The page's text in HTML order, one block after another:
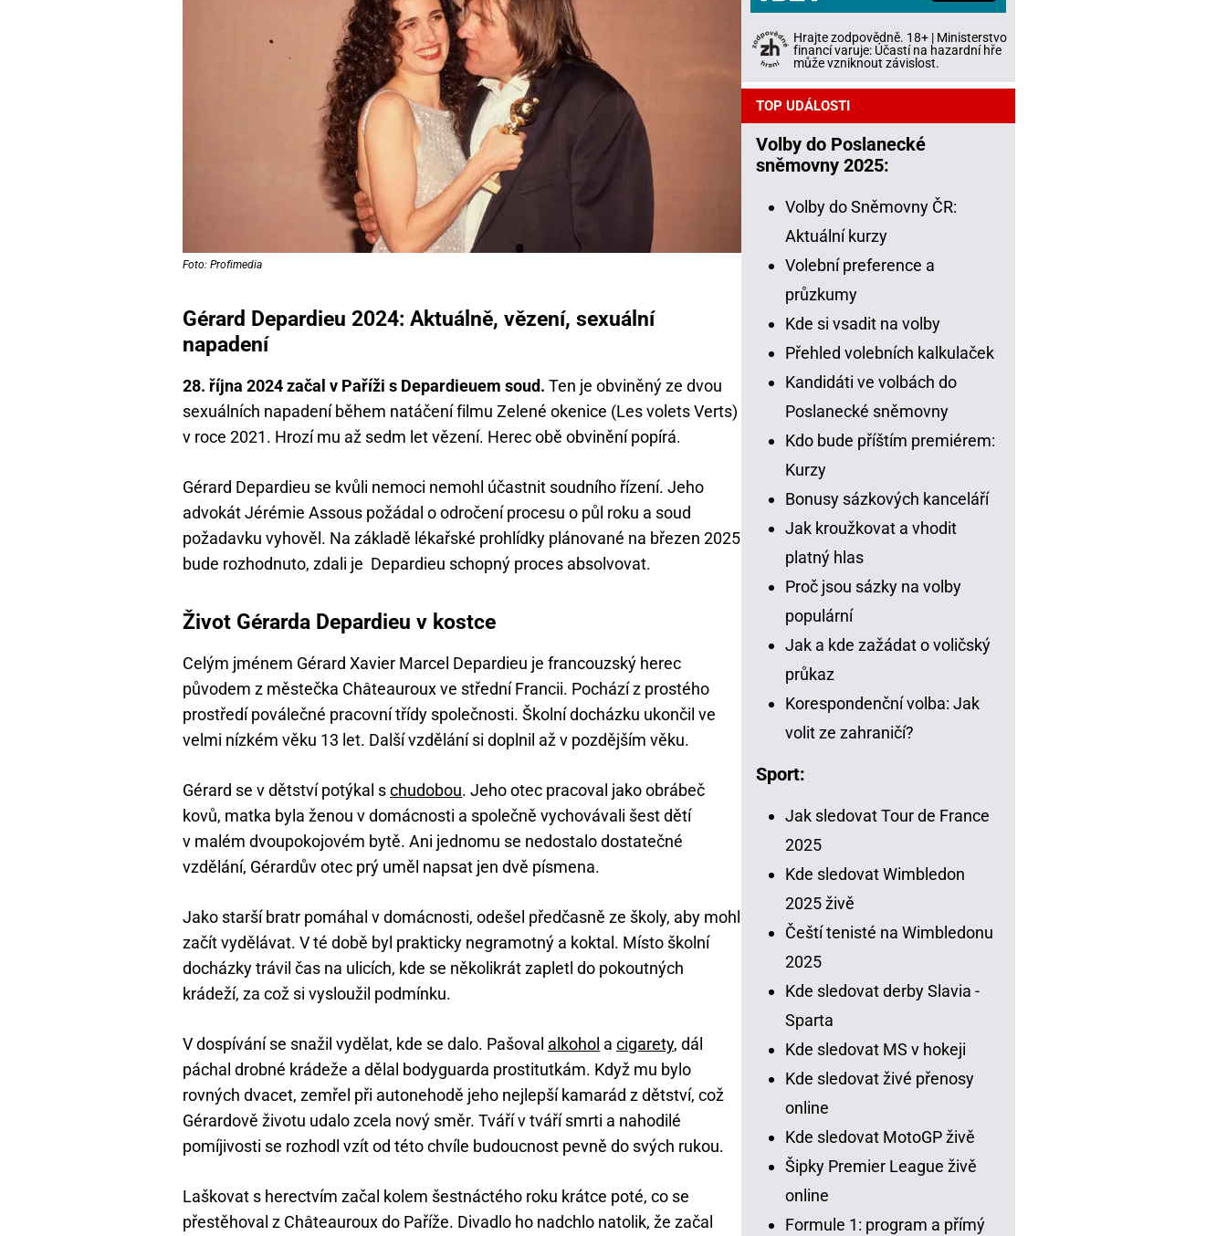
Foto: Profimedia
Gérard Depardieu 2024: Aktuálně, vězení, sexuální
napadení
28. října 2024 začal v Paříži s Depardieuem soud. Ten je obviněný ze dvou
sexuálních napadení během natáčení filmu Zelené okenice (Les volets Verts)
v roce 2021. Hrozí mu až sedm let vězení. Herec obě obvinění popírá.
Gérard Depardieu se kvůli nemoci nemohl účastnit soudního řízení. Jeho
advokát Jérémie Assous požádal o odročení procesu o půl roku a soud
požadavku vyhověl. Na základě lékařské prohlídky plánované na březen 2025
bude rozhodnuto, zdali je Depardieu schopný proces absolvovat.
Život Gérarda Depardieu v kostce
Celým jménem Gérard Xavier Marcel Depardieu je francouzský herec
původem z městečka Châteauroux ve střední Francii. Pochází z prostého
prostředí poválečné pracovní třídy společnosti. Školní docházku ukončil ve
velmi nízkém věku 13 let. Další vzdělání si doplnil až v pozdějším věku.
Gérard se v dětství potýkal schudobou. Jeho otec pracoval jako obrábeč
kovů, matka byla ženou v domácnosti a společně vychovávali šest dětí
v malém dvoupokojovém bytě. Ani jednomu se nedostalo dostatečné
vzdělání, Gérardův otec prý uměl napsat jen dvě písmena.
Jako starší bratr pomáhal v domácnosti, odešel předčasně ze školy, aby mohl
začít vydělávat. V té době byl prakticky negramotný a koktal. Místo školní
docházky trávil čas na ulicích, kde se několikrát zapletl do pokoutných
krádeží, za což si vysloužil podmínku.
V dospívání se snažil vydělat, kde se dalo. Pašoval alkohol a cigarety, dál
páchal drobné krádeže a dělal bodyguarda prostitutkám. Když mu bylo
rovných dvacet, zemřel při autonehodě jeho nejlepší kamarád z dětství, což
Gérardově životu udalo zcela nový směr. Tváří v tváří smrti a nahodilé
pomíjivosti se rozhodl vzít od této chvíle budoucnost pevně do svých rukou.
Laškovat s herectvím začal kolem šestnáctého roku krátce poté, co se
přestěhoval z Châteauroux do Paříže. Divadlo ho nadchlo natolik, že začal
Hrajte zodpovědně. 18+ | Ministerstvo
financí varuje: Účastí na hazardní hře
může vzniknout závislost.
TOP UDÁLOSTI
Volby do Poslanecké
sněmovny 2025:
Volby do Sněmovny ČR:
Aktuální kurzy
Volební preference a
průzkumy
Kde si vsadit na volby
Přehled volebních kalkulaček
Kandidáti ve volbách do
Poslanecké sněmovny
Kdo bude příštím premiérem:
Kurzy
Bonusy sázkových kanceláří
Jak kroužkovat a vhodit
platný hlas
Proč jsou sázky na volby
populární
Jak a kde zažádat o voličský
průkaz
Korespondenční volba: Jak
volit ze zahraničí?
Sport:
Jak sledovat Tour de France
2025
Kde sledovat Wimbledon
2025 živě
Čeští tenisté na Wimbledonu
2025
Kde sledovat derby Slavia -
Sparta
Kde sledovat MS v hokeji
Kde sledovat živé přenosy
online
Kde sledovat MotoGP živě
Šipky Premier League živě
online
Formule 1: program a přímý